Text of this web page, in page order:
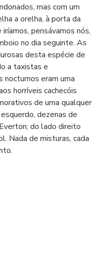
mas com um
a orelha, à porta da
pensávamos nós,
no dia seguinte. As
desta espécie de
a taxistas e
nocturnos eram uma
horríveis cachecóis
de uma qualquer
dezenas de
do lado direito
Nada de misturas, cada